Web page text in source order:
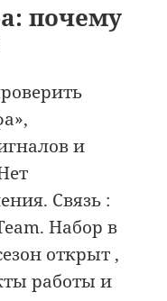
почему
и
Связь :
Набор в
открыт ,
работы и